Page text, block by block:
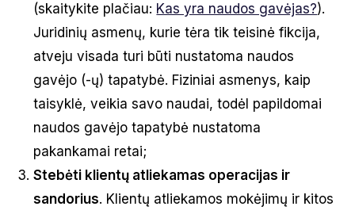
(skaitykite plačiau: Kas yra naudos gavėjas?).
Juridinių asmenų, kurie tėra tik teisinė fikcija,
atveju visada turi būti nustatoma naudos
gavėjo (-ų) tapatybė. Fiziniai asmenys, kaip
taisyklė, veikia savo naudai, todėl papildomai
naudos gavėjo tapatybė nustatoma
pakankamai retai;
Stebėti klientų atliekamas operacijas ir
sandorius. Klientų atliekamos mokėjimų ir kitos